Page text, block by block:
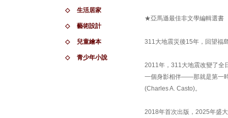
◇ 生活居家
◇ 藝術設計
◇ 兒童繪本
◇ 青少年小說
★亞馬遜最佳非文學編輯選書
311大地震災後15年，回望福
2011年，311大地震改變了全
一個身影相伴——那就是第一
(Charles A. Casto)。
2018年首次出版，2025年盛